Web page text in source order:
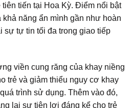
tiến tại Hoa Kỳ. Điểm nổi bật
năng ẩn mình gần như hoàn
sự tự tin tối đa trong giao tiếp
viền cung răng của khay niềng
trẻ và giảm thiểu nguy cơ khay
trình sử dụng. Thêm vào đó,
lại sự tiện lợi đáng kể cho trẻ